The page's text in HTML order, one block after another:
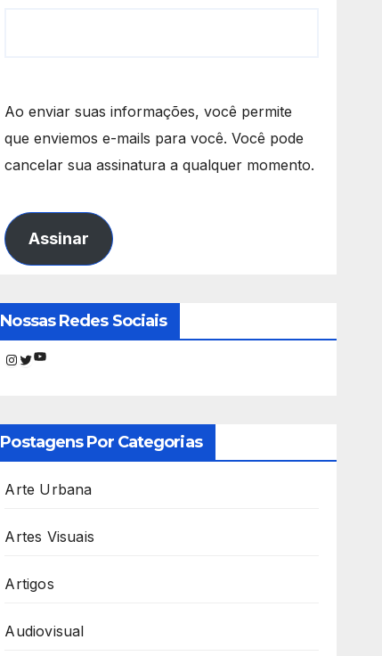
Ao enviar suas informações, você permite
que enviemos e-mails para você. Você pode
cancelar sua assinatura a qualquer momento.
Assinar
Nossas Redes Sociais
Instagram
Twitter
Youtube
Postagens Por Categorias
Arte Urbana
Artes Visuais
Artigos
Audiovisual